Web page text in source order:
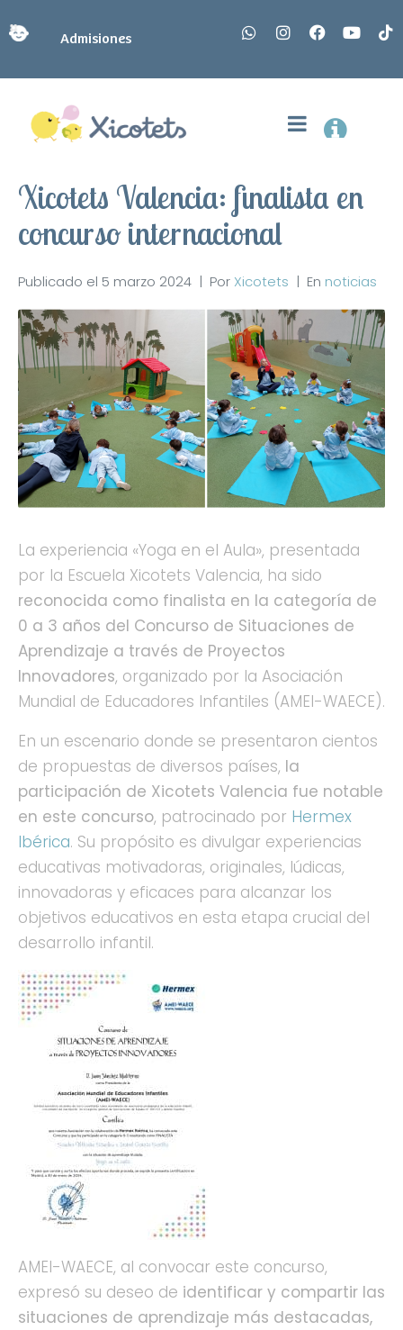
Admisiones
Xicotets Valencia: finalista en
concurso internacional
Publicado el 5 marzo 2024 Por Xicotets En noticias
La experiencia «Yoga en el Aula», presentada
por la Escuela Xicotets Valencia, ha sido
reconocida como finalista en la categoría de
0 a 3 años del Concurso de Situaciones de
Aprendizaje a través de Proyectos
Innovadores, organizado por la Asociación
Mundial de Educadores Infantiles (AMEI-WAECE).
En un escenario donde se presentaron cientos
de propuestas de diversos países, la
participación de Xicotets Valencia fue notable
en este concurso, patrocinado por Hermex
Ibérica. Su propósito es divulgar experiencias
educativas motivadoras, originales, lúdicas,
innovadoras y eficaces para alcanzar los
objetivos educativos en esta etapa crucial del
desarrollo infantil.
AMEI-WAECE, al convocar este concurso,
expresó su deseo de identificar y compartir las
situaciones de aprendizaje más destacadas,